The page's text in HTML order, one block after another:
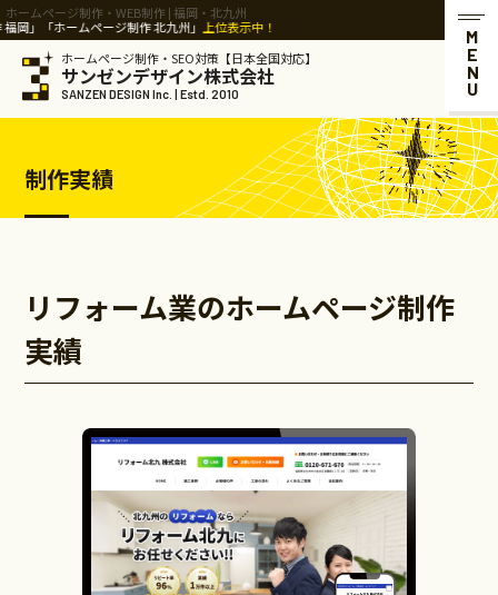
ホームページ制作・WEB制作 | 福岡・北九州
ホームページ制作 北九州」上位表示中！
ホームページ制作・SEO対策【日本全国対応】
サンゼンデザイン株式会社
SANZEN DESIGN Inc. | Estd. 2010 MENU
制作実績
リフォーム業のホームページ制作
実績